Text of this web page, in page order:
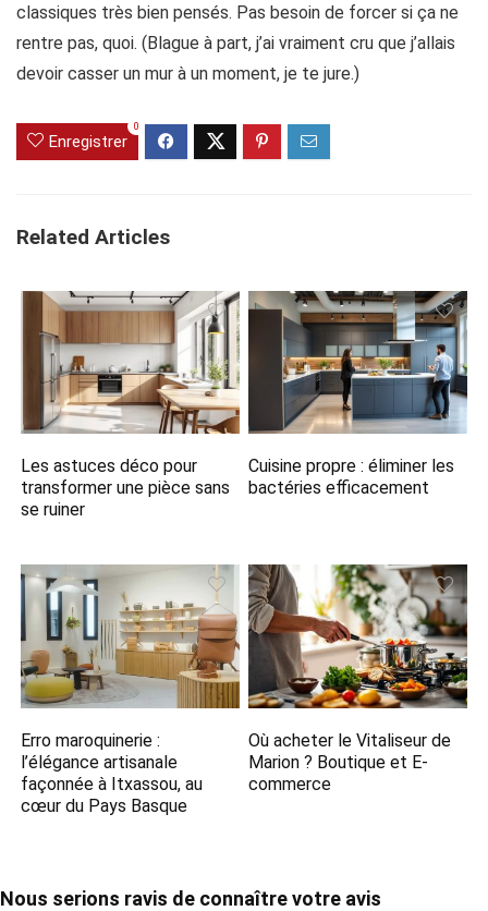
classiques très bien pensés. Pas besoin de forcer si ça ne
rentre pas, quoi. (Blague à part, j’ai vraiment cru que j’allais
devoir casser un mur à un moment, je te jure.)
Enregistrer
0
Related Articles
Les astuces déco pour
transformer une pièce sans
se ruiner
Cuisine propre : éliminer les
bactéries efficacement
Erro maroquinerie :
l’élégance artisanale
façonnée à Itxassou, au
cœur du Pays Basque
Où acheter le Vitaliseur de
Marion ? Boutique et E-
commerce
Nous serions ravis de connaître votre avis